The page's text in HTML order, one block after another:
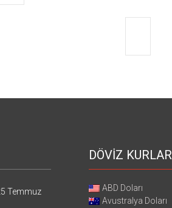
Temmuz
DÖVİZ
ABD Doları
Avustralya Doları